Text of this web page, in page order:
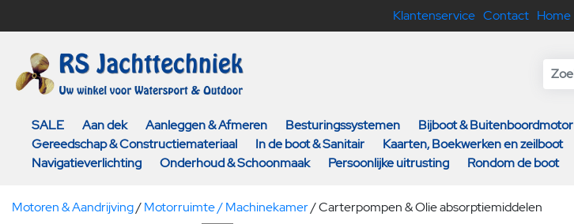
Klantenservice Contact Home
SALE Aan dek Aanleggen & Afmeren Besturingssystemen Bijboot & Buitenboordmotor
Gereedschap & Constructiemateriaal
In de boot & Sanitair Kaarten, Boekwerken en zeilboot
Navigatieverlichting
Onderhoud & Schoonmaak Persoonlijke uitrusting Rondom de boot
Motoren & Aandrijving/Motorruimte / Machinekamer/Carterpompen & Olie absorptiemiddelen